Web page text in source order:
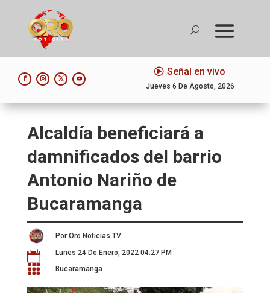
Señal en vivo
Jueves 6 De Agosto, 2026
Alcaldía beneficiará a
damnificados del barrio
Antonio Nariño de
Bucaramanga
Por Oro Noticias TV
 Lunes 24 De Enero, 2022 04:27 PM
 Bucaramanga